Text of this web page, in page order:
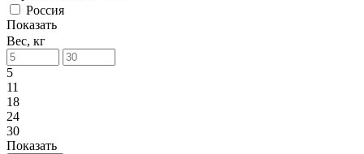
Россия
Показать
Вес, кг
5
11
18
24
30
Показать